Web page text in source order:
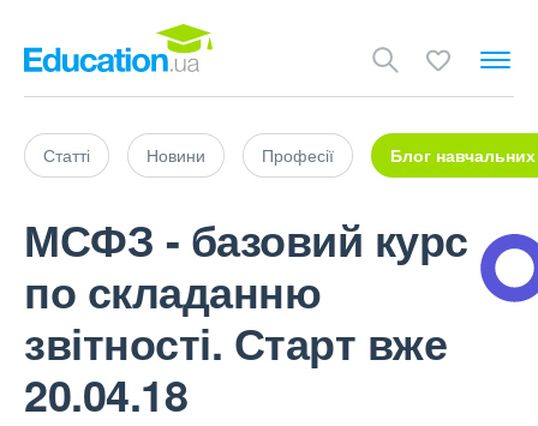
Статті Новини Професії Блог навчальних
МСФЗ - базовий курс
по складанню
звітності. Старт вже
20.04.18